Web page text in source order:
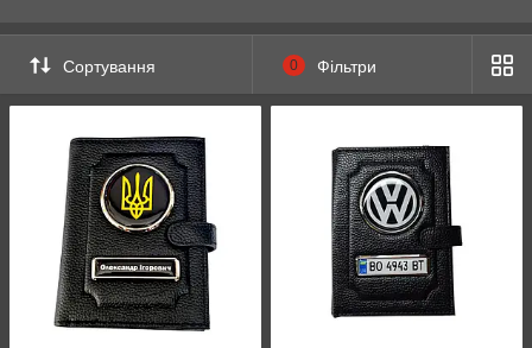
все, що завгодно.
7 прозорих відділів для всіх видів
8 відділів для візиток, кредиток.
2 відділи для грошей (1 відділення на
блискавці).
Вміщує до 40 купюр.
Для замовлення обкладинки – портмоне
вкажіть такі дані:
марку та номер авто або
інший текст
Сортування 0 Фільтри